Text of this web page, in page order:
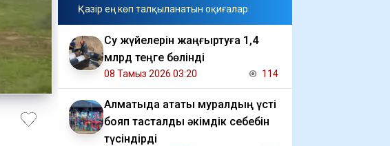
Қазір ең көп талқыланатын оқиғалар
Су жүйелерін жаңғыртуға 1,4
млрд теңге бөлінді
08 Тамыз 2026 03:20 114
Алматыда атақты муралдың үсті
бояп тасталды әкімдік себебін
түсіндірді